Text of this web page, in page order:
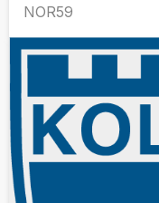
NOR59